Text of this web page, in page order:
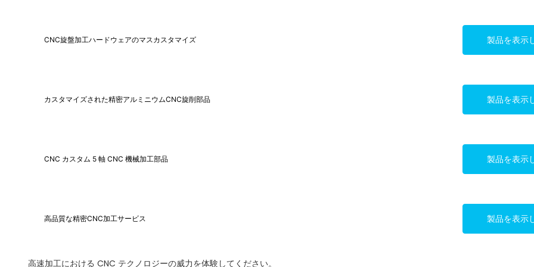
CNC旋盤加工ハードウェアのマスカスタマイズ 製品を表示
カスタマイズされた精密アルミニウムCNC旋削部品 製品を表示
CNC カスタム 5 軸 CNC 機械加工部品 製品を表示
高品質な精密CNC加工サービス 製品を表示
高速加工における CNC テクノロジーの威力を体験してください。